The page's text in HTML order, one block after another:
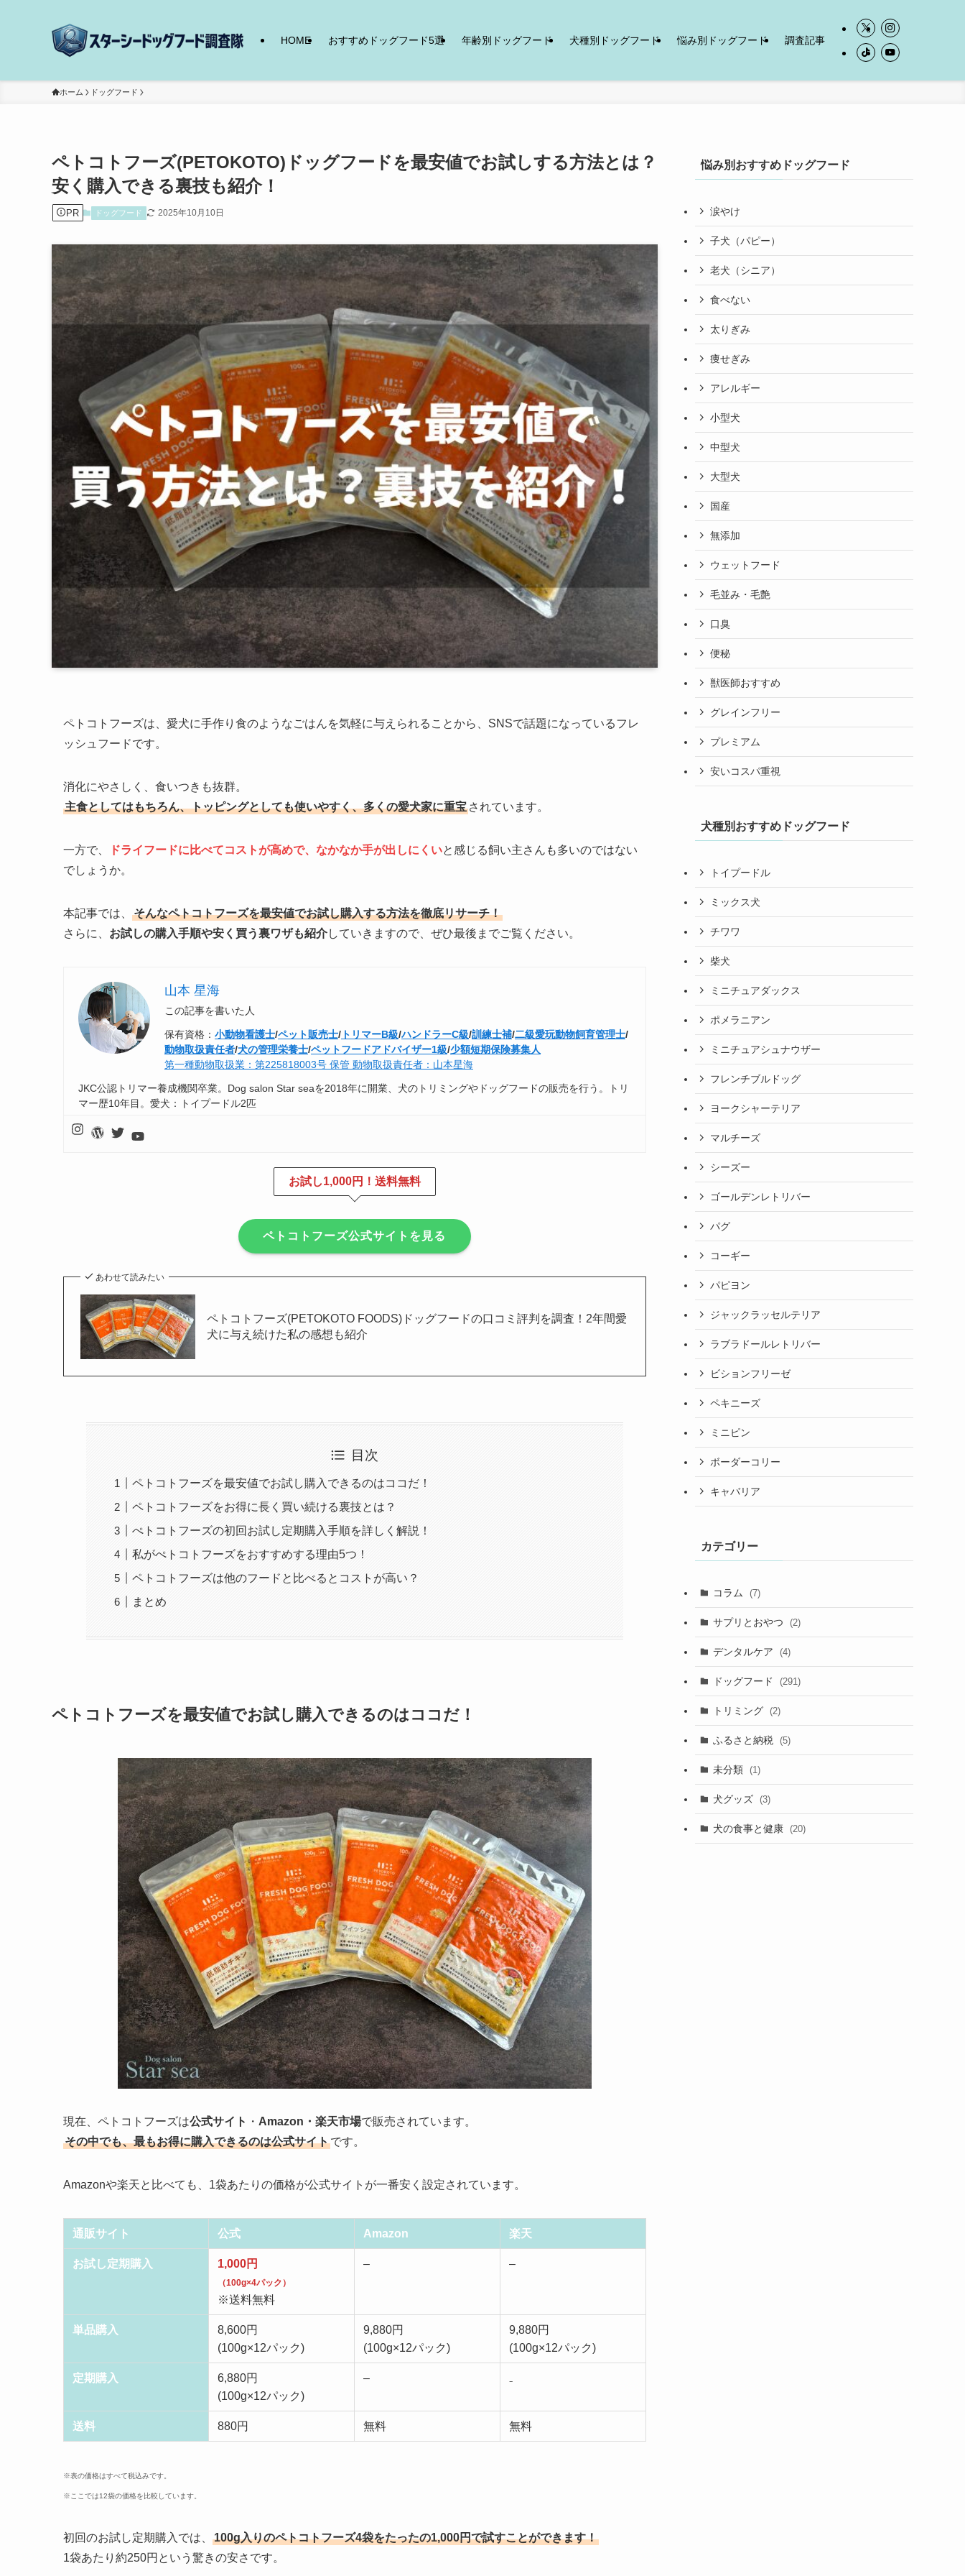
HOME おすすめドッグフード5選 年齢別ドッグフード 犬種別ドッグフード 悩み別ドッグフード 調査記事
ホーム ドッグフード
ペトコトフーズ(PETOKOTO)ドッグフードを最安値でお試しする方法とは？
安く購入できる裏技も紹介！
PR ドッグフード 2025年10月10日
ペトコトフーズは、愛犬に手作り食のようなごはんを気軽に与えられることから、SNSで話題になっているフレ
ッシュフードです。
消化にやさしく、食いつきも抜群。
主食としてはもちろん、トッピングとしても使いやすく、多くの愛犬家に重宝 されています。
一方で、 ドライフードに比べてコストが高めで、なかなか手が出しにくいと感じる飼い主さんも多いのではない
でしょうか。
本記事では、
そんなペトコトフーズを最安値でお試し購入する方法を徹底リサーチ！
さらに、 お試しの購入手順や安く買う裏ワザも紹介していきますので、ぜひ最後までご覧ください。
山本 星海
この記事を書いた人
保有資格： 小動物看護士/ペット販売士/ トリマーB級/ハンドラーC級/訓練士補/二級愛玩動物飼育管理士/
動物取扱責任者/犬の管理栄養士/ペットフードアドバイザー1級/少額短期保険募集人
第一種動物取扱業：第225818003号 保管 動物取扱責任者：山本星海
JKC公認トリマー養成機関卒業。Dog salon Star seaを2018年に開業、犬のトリミングやドッグフードの販売を行う。トリ
マー歴10年目。愛犬：トイプードル2匹
お試し1,000円！送料無料
ペトコトフーズ公式サイトを見る
あわせて読みたい
ペトコトフーズ(PETOKOTO FOODS)ドッグフードの口コミ評判を調査！2年間愛
犬に与え続けた私の感想も紹介
目次
ペトコトフーズを最安値でお試し購入できるのはココだ！
ペトコトフーズをお得に長く買い続ける裏技とは？
ぺトコトフーズの初回お試し定期購入手順を詳しく解説！
私がぺトコトフーズをおすすめする理由5つ！
ペトコトフーズは他のフードと比べるとコストが高い？
まとめ
ペトコトフーズを最安値でお試し購入できるのはココだ！
現在、ペトコトフーズは公式サイト ・ Amazon・楽天市場で販売されています。
その中でも、最もお得に購入できるのは公式サイトです。
Amazonや楽天と比べても、1袋あたりの価格が公式サイトが一番安く設定されています。
通販サイト 公式 Amazon 楽天
お試し定期購入 1,000円
（100g×4パック）
※送料無料
– –
単品購入
8,600円
(100g×12パック)
9,880円
(100g×12パック)
9,880円
(100g×12パック)
定期購入
6,880円
(100g×12パック)
–
送料 880円 無料 無料
※表の価格はすべて税込みです。
※ここでは12袋の価格を比較しています。
初回のお試し定期購入では、
100g入りのペトコトフーズ4袋をたったの1,000円で試すことができます！
1袋あたり約250円という驚きの安さです。
悩み別おすすめドッグフード
涙やけ
子犬（パピー）
老犬（シニア）
食べない
太りぎみ
痩せぎみ
アレルギー
小型犬
中型犬
大型犬
国産
無添加
ウェットフード
毛並み・毛艶
口臭
便秘
獣医師おすすめ
グレインフリー
プレミアム
安いコスパ重視
犬種別おすすめドッグフード
トイプードル
ミックス犬
チワワ
柴犬
ミニチュアダックス
ポメラニアン
ミニチュアシュナウザー
フレンチブルドッグ
ヨークシャーテリア
マルチーズ
シーズー
ゴールデンレトリバー
パグ
コーギー
パピヨン
ジャックラッセルテリア
ラブラドールレトリバー
ビションフリーゼ
ペキニーズ
ミニピン
ボーダーコリー
キャバリア
カテゴリー
コラム (7)
サプリとおやつ (2)
デンタルケア (4)
ドッグフード (291)
トリミング (2)
ふるさと納税 (5)
未分類 (1)
犬グッズ (3)
犬の食事と健康 (20)